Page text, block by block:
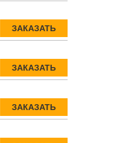
ЗАКАЗАТЬ
ЗАКАЗАТЬ
ЗАКАЗАТЬ